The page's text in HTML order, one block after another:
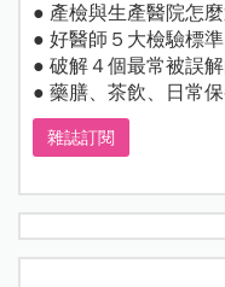
● 產檢與生產醫院怎麼
● 好醫師５大檢驗標
● 破解４個最常被誤
● 藥膳、茶飲、日常
雜誌訂閱